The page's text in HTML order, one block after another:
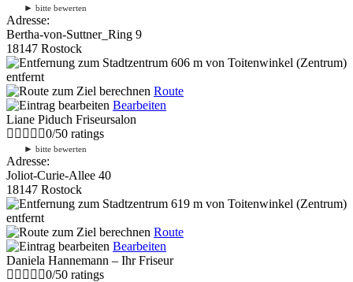
► bitte bewerten
Adresse:
Bertha-von-Suttner_Ring 9
18147 Rostock
606 m von Toitenwinkel (Zentrum)
entfernt
Route
Bearbeiten
Liane Piduch Friseursalon
0/50 ratings
► bitte bewerten
Adresse:
Joliot-Curie-Allee 40
18147 Rostock
619 m von Toitenwinkel (Zentrum)
entfernt
Route
Bearbeiten
Daniela Hannemann – Ihr Friseur
0/50 ratings